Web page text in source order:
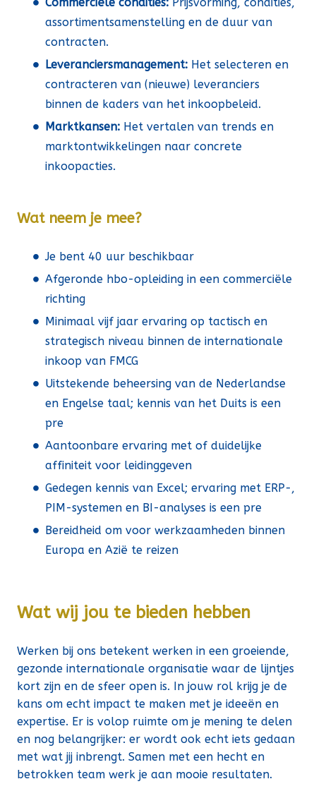
Commerciële condities: Prijsvorming, condities,
assortimentsamenstelling en de duur van
contracten.
Leveranciersmanagement: Het selecteren en
contracteren van (nieuwe) leveranciers
binnen de kaders van het inkoopbeleid.
Marktkansen: Het vertalen van trends en
marktontwikkelingen naar concrete
inkoopacties.
Wat neem je mee?
Je bent 40 uur beschikbaar
Afgeronde hbo-opleiding in een commerciële
richting
Minimaal vijf jaar ervaring op tactisch en
strategisch niveau binnen de internationale
inkoop van FMCG
Uitstekende beheersing van de Nederlandse
en Engelse taal; kennis van het Duits is een
pre
Aantoonbare ervaring met of duidelijke
affiniteit voor leidinggeven
Gedegen kennis van Excel; ervaring met ERP-,
PIM-systemen en BI-analyses is een pre
Bereidheid om voor werkzaamheden binnen
Europa en Azië te reizen
Wat wij jou te bieden hebben
Werken bij ons betekent werken in een groeiende,
gezonde internationale organisatie waar de lijntjes
kort zijn en de sfeer open is. In jouw rol krijg je de
kans om echt impact te maken met je ideeën en
expertise. Er is volop ruimte om je mening te delen
en nog belangrijker: er wordt ook echt iets gedaan
met wat jij inbrengt. Samen met een hecht en
betrokken team werk je aan mooie resultaten.